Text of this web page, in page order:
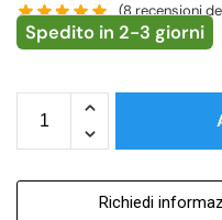
(8recensioni
Spedito in 2-3 giorni
Richiedi